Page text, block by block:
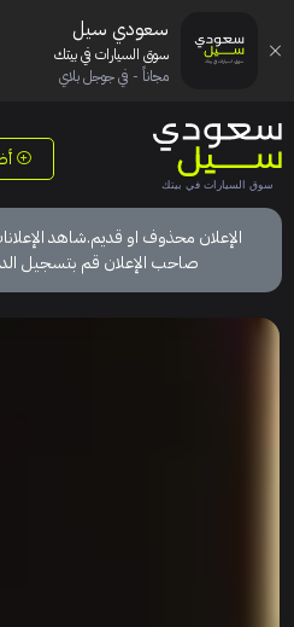
الإعلان محذوف او قديم.شاهد
صاحب الإعلان قم بتسجيل
سعودي سيل
سوق السيارات في بيتك
مجاناً - في جوجل بلاي